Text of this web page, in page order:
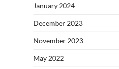
January 2024
December 2023
November 2023
May 2022